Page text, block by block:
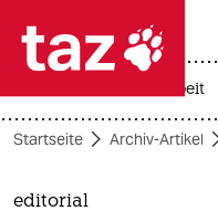
 taz
themen
arbeit
Startseite Archiv-Artikel
editorial